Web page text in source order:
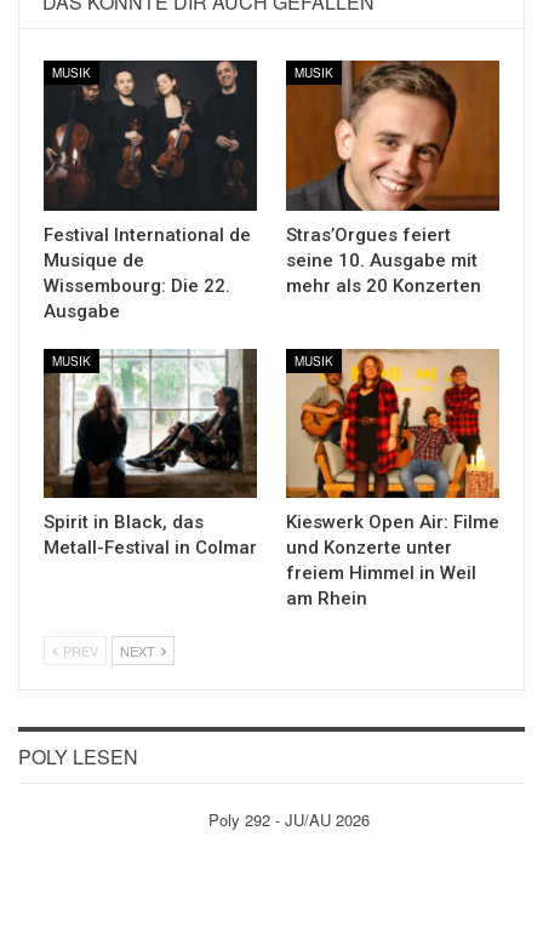
MUSIK
Festival International de
Musique de
Wissembourg: Die 22.
Ausgabe
MUSIK
Stras’Orgues feiert
seine 10. Ausgabe mit
mehr als 20 Konzerten
MUSIK
Spirit in Black, das
Metall-Festival in Colmar
MUSIK
Kieswerk Open Air: Filme
und Konzerte unter
freiem Himmel in Weil
am Rhein
PREV NEXT
POLY LESEN
Poly 292 - JU/AU 2026